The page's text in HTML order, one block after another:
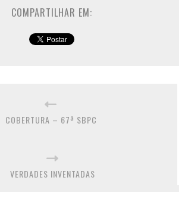
COMPARTILHAR EM:
COBERTURA – 67ª SBPC
VERDADES INVENTADAS